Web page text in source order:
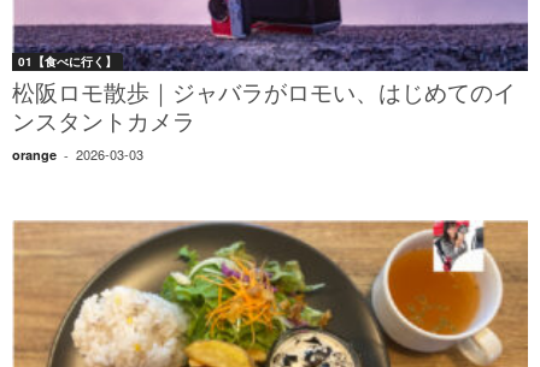
01【食べに行く】
松阪ロモ散歩｜ジャバラがロモい、はじめてのイ
ンスタントカメラ
orange - 2026-03-03